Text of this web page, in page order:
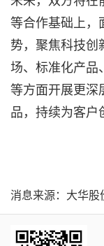
等合作基础上，
势，聚焦科技创
场、标准化产品
等方面开展更深
品，持续为客户
消息来源：大华股